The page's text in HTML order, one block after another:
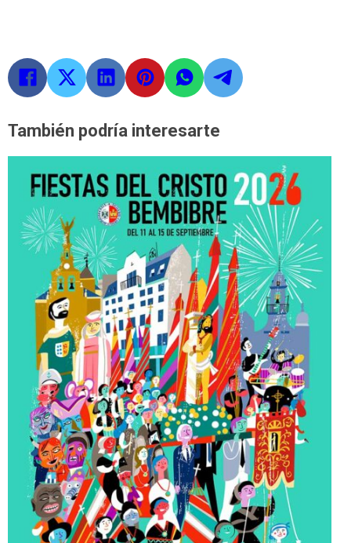
También podría interesarte